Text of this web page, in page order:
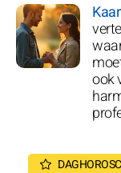
ook